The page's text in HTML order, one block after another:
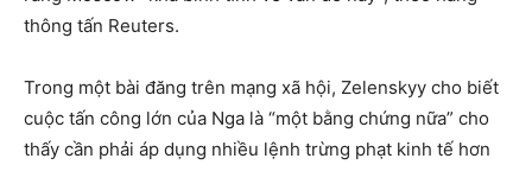
thông tấn Reuters.
Trong một bài đăng trên mạng xã hội, Zelenskyy cho biết
cuộc tấn công lớn của Nga là “một bằng chứng nữa” cho
thấy cần phải áp dụng nhiều lệnh trừng phạt kinh tế hơn